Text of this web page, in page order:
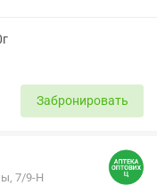
Забронировать
7/9-Н